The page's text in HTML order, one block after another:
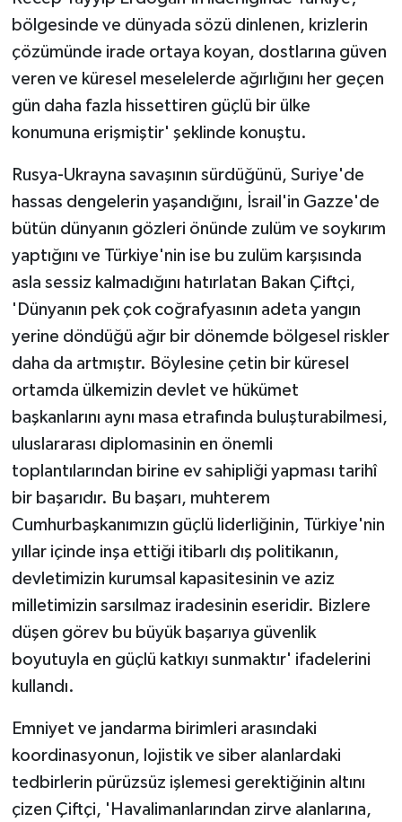
bölgesinde ve dünyada sözü dinlenen, krizlerin
çözümünde irade ortaya koyan, dostlarına güven
veren ve küresel meselelerde ağırlığını her geçen
gün daha fazla hissettiren güçlü bir ülke
konumuna erişmiştir' şeklinde konuştu.
Rusya-Ukrayna savaşının sürdüğünü, Suriye'de
hassas dengelerin yaşandığını, İsrail'in Gazze'de
bütün dünyanın gözleri önünde zulüm ve soykırım
yaptığını ve Türkiye'nin ise bu zulüm karşısında
asla sessiz kalmadığını hatırlatan Bakan Çiftçi,
'Dünyanın pek çok coğrafyasının adeta yangın
yerine döndüğü ağır bir dönemde bölgesel riskler
daha da artmıştır. Böylesine çetin bir küresel
ortamda ülkemizin devlet ve hükümet
başkanlarını aynı masa etrafında buluşturabilmesi,
uluslararası diplomasinin en önemli
toplantılarından birine ev sahipliği yapması tarihî
bir başarıdır. Bu başarı, muhterem
Cumhurbaşkanımızın güçlü liderliğinin, Türkiye'nin
yıllar içinde inşa ettiği itibarlı dış politikanın,
devletimizin kurumsal kapasitesinin ve aziz
milletimizin sarsılmaz iradesinin eseridir. Bizlere
düşen görev bu büyük başarıya güvenlik
boyutuyla en güçlü katkıyı sunmaktır' ifadelerini
kullandı.
Emniyet ve jandarma birimleri arasındaki
koordinasyonun, lojistik ve siber alanlardaki
tedbirlerin pürüzsüz işlemesi gerektiğinin altını
çizen Çiftçi, 'Havalimanlarından zirve alanlarına,